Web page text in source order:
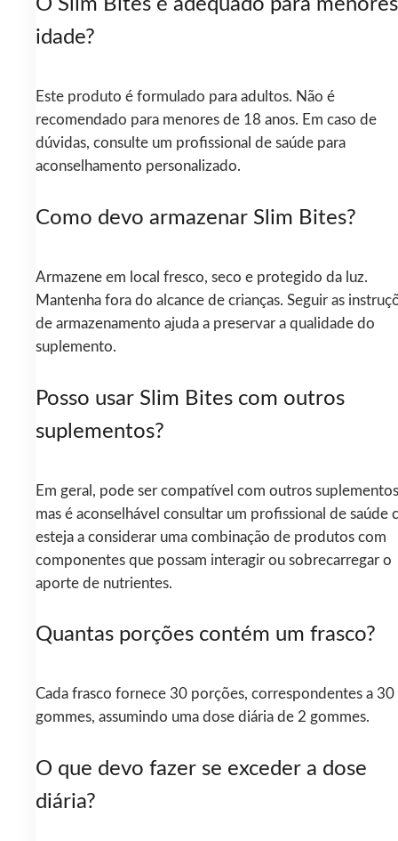
O Slim Bites é adequado para
idade?
Este produto é formulado para adultos. Não é
recomendado para menores de 18 anos. Em caso de
dúvidas, consulte um profissional de saúde para
aconselhamento personalizado.
Como devo armazenar Slim Bites?
Armazene em local fresco, seco e protegido da luz.
Mantenha fora do alcance de crianças. Seguir as
de armazenamento ajuda a preservar a qualidade do
suplemento.
Posso usar Slim Bites com outros
suplementos?
Em geral, pode ser compatível com outros
mas é aconselhável consultar um profissional de saúde
esteja a considerar uma combinação de produtos com
componentes que possam interagir ou sobrecarregar o
aporte de nutrientes.
Quantas porções contém um frasco?
Cada frasco fornece 30 porções, correspondentes a 30
gommes, assumindo uma dose diária de 2 gommes.
O que devo fazer se exceder a dose
diária?